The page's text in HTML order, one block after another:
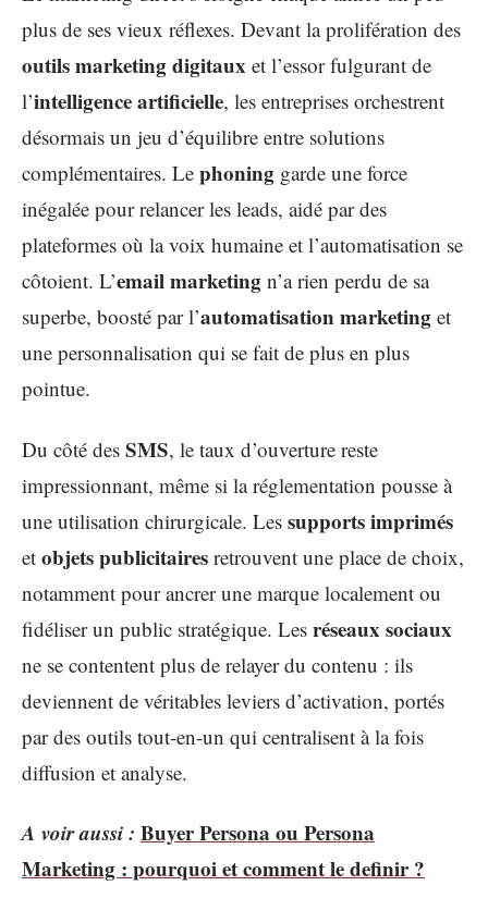
plus de ses vieux réflexes. Devant la prolifération des
outils marketing digitaux et l’essor fulgurant de
l’intelligence artificielle, les entreprises orchestrent
désormais un jeu d’équilibre entre solutions
complémentaires. Le phoning garde une force
inégalée pour relancer les leads, aidé par des
plateformes où la voix humaine et l’automatisation se
côtoient. L’email marketing n’a rien perdu de sa
superbe, boosté par l’automatisation marketing et
une personnalisation qui se fait de plus en plus
pointue.
Du côté des SMS, le taux d’ouverture reste
impressionnant, même si la réglementation pousse à
une utilisation chirurgicale. Les supports imprimés
et objets publicitaires retrouvent une place de choix,
notamment pour ancrer une marque localement ou
fidéliser un public stratégique. Les réseaux sociaux
ne se contentent plus de relayer du contenu : ils
deviennent de véritables leviers d’activation, portés
par des outils tout-en-un qui centralisent à la fois
diffusion et analyse.
A voir aussi : Buyer Persona ou Persona
Marketing : pourquoi et comment le definir ?